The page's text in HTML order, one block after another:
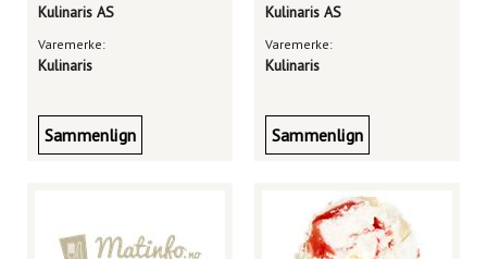
Kulinaris AS
Varemerke:
Kulinaris
Sammenlign
Kulinaris AS
Varemerke:
Kulinaris
Sammenlign